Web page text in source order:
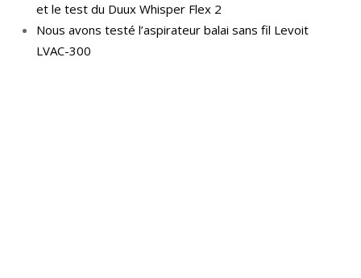
et le test du Duux Whisper Flex 2
Nous avons testé l’aspirateur balai sans fil Levoit
LVAC-300